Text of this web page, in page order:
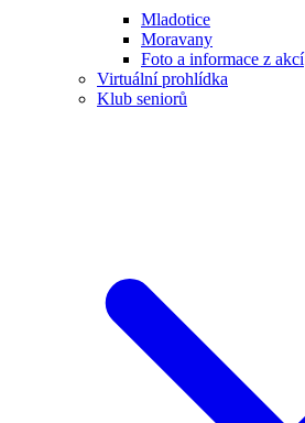
Mladotice
Moravany
Foto a informace z akcí
Virtuální prohlídka
Klub seniorů